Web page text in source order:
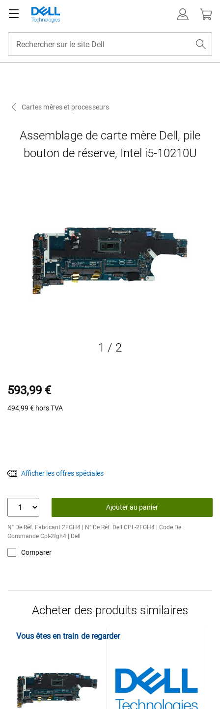
Cartes mères et processeurs
Assemblage de carte mère Dell, pile
bouton de réserve, Intel i5-10210U
1 / 2
593,99 €
494,99 € hors TVA
Afficher les offres spéciales
Ajouter au panier
N° De Réf. Fabricant 2FGH4 | N° De Réf. Dell CPL-2FGH4 | Code De
Commande Cpl-2fgh4 | Dell
Comparer
Acheter des produits similaires
Vous êtes en train de regarder